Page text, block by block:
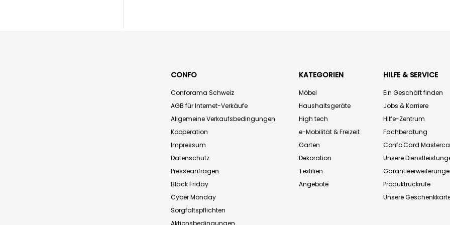
CONFO
Conforama Schweiz
AGB für Internet-Verkäufe
Allgemeine Verkaufsbedingungen
Kooperation
Impressum
Datenschutz
Presseanfragen
Black Friday
Cyber Monday
Sorgfaltspflichten
KATEGORIEN
Möbel
Haushaltsgeräte
High tech
e-Mobilität & Freizeit
Garten
Dekoration
Textilien
Angebote
HILFE & SERVICE
Ein Geschäft finden
Jobs & Karriere
Hilfe-Zentrum
Fachberatung
Confo'Card
Unsere
Produktrückrufe
Unsere